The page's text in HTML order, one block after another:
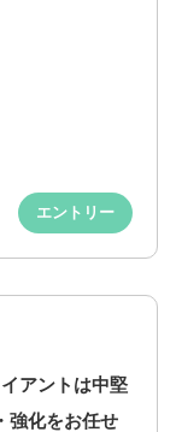
エントリー
アントは中堅
強化をお任せ